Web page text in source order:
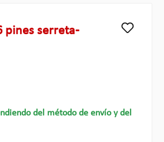
pines serreta-
del método de envío y del